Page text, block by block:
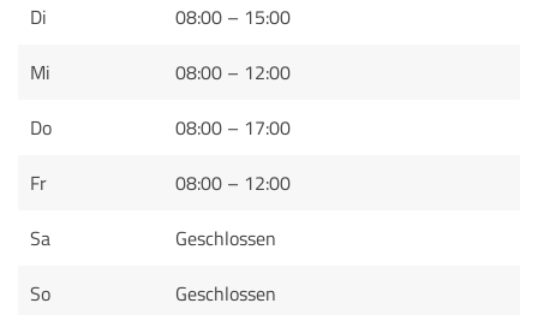
Di
08:00 – 15:00
Mi
08:00 – 12:00
Do
08:00 – 17:00
Fr
08:00 – 12:00
Sa
Geschlossen
So
Geschlossen